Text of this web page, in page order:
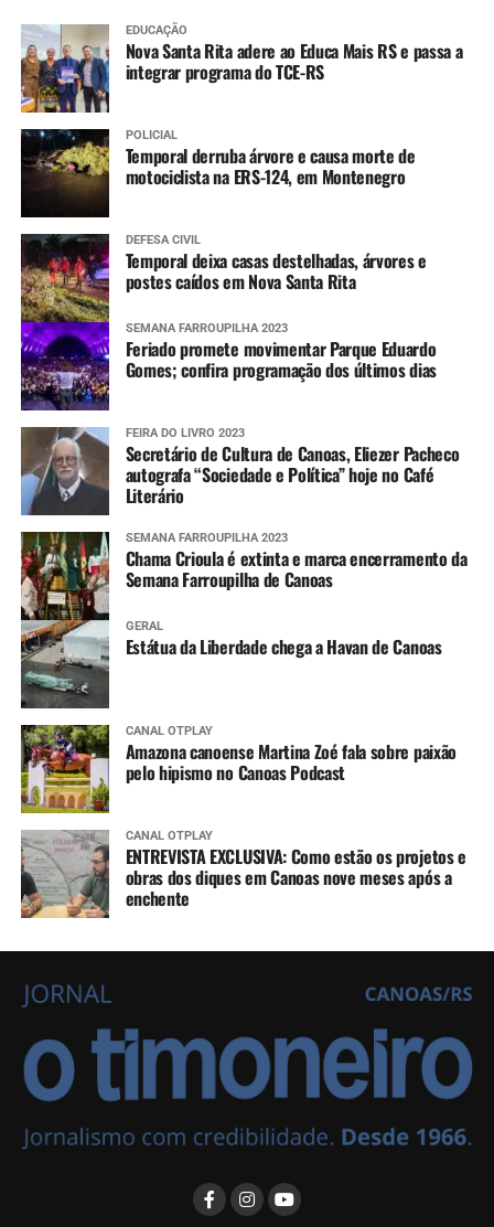
EDUCAÇÃO
Nova Santa Rita adere ao Educa Mais RS e passa a
integrar programa do TCE-RS
POLICIAL
Temporal derruba árvore e causa morte de
motociclista na ERS-124, em Montenegro
DEFESA CIVIL
Temporal deixa casas destelhadas, árvores e
postes caídos em Nova Santa Rita
SEMANA FARROUPILHA 2023
Feriado promete movimentar Parque Eduardo
Gomes; confira programação dos últimos dias
FEIRA DO LIVRO 2023
Secretário de Cultura de Canoas, Eliezer Pacheco
autografa “Sociedade e Política” hoje no Café
Literário
SEMANA FARROUPILHA 2023
Chama Crioula é extinta e marca encerramento da
Semana Farroupilha de Canoas
GERAL
Estátua da Liberdade chega a Havan de Canoas
CANAL OTPLAY
Amazona canoense Martina Zoé fala sobre paixão
pelo hipismo no Canoas Podcast
CANAL OTPLAY
ENTREVISTA EXCLUSIVA: Como estão os projetos e
obras dos diques em Canoas nove meses após a
enchente